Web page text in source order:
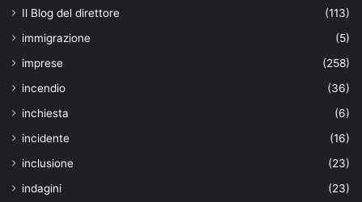
Il Blog del direttore
(113)
immigrazione
(5)
imprese
(258)
incendio
(36)
inchiesta
(6)
incidente
(16)
inclusione
(23)
indagini
(23)